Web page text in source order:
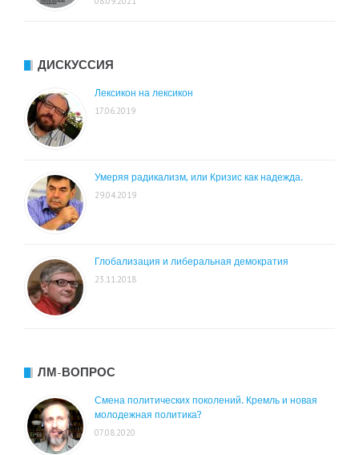
ДИСКУССИЯ
Лексикон на лексикон
17.06.2019
Умеряя радикализм, или Кризис как надежда.
29.04.2019
Глобализация и либеральная демократия
23.11.2018
ЛМ-ВОПРОС
Смена политических поколений. Кремль и новая
молодежная политика?
07.08.2020